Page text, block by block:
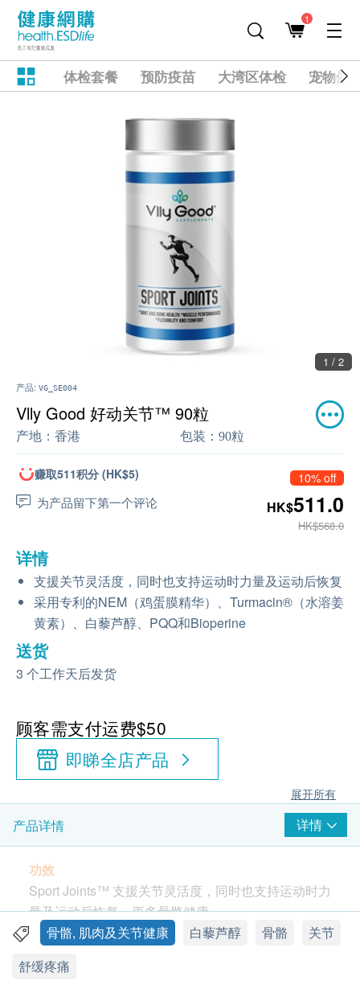
1
体检套餐 预防疫苗 大湾区体检 宠物健
1 / 2
产品: VG_SE004
Vlly Good 好动关节™ 90粒
产地： 香港 包装： 90粒
赚取511积分 (HK$5)
为产品留下第一个评论
10% off
HK$511.0
HK$568.0
详情
支援关节灵活度，同时也支持运动时力量及运动后恢复
采用专利的NEM（鸡蛋膜精华）、Turmacin®（水溶姜
黄素）、白藜芦醇、PQQ和Bioperine
送货
3 个工作天后发货
顾客需支付运费$50
即睇全店产品
展开所有
产品详情 详情
功效
Sport Joints™ 支援关节灵活度，同时也支持运动时力
量及运动后恢复，更多骨骼健康。
提升!
骨骼, 肌肉及关节健康 白藜芦醇 骨骼
关节
舒缓疼痛